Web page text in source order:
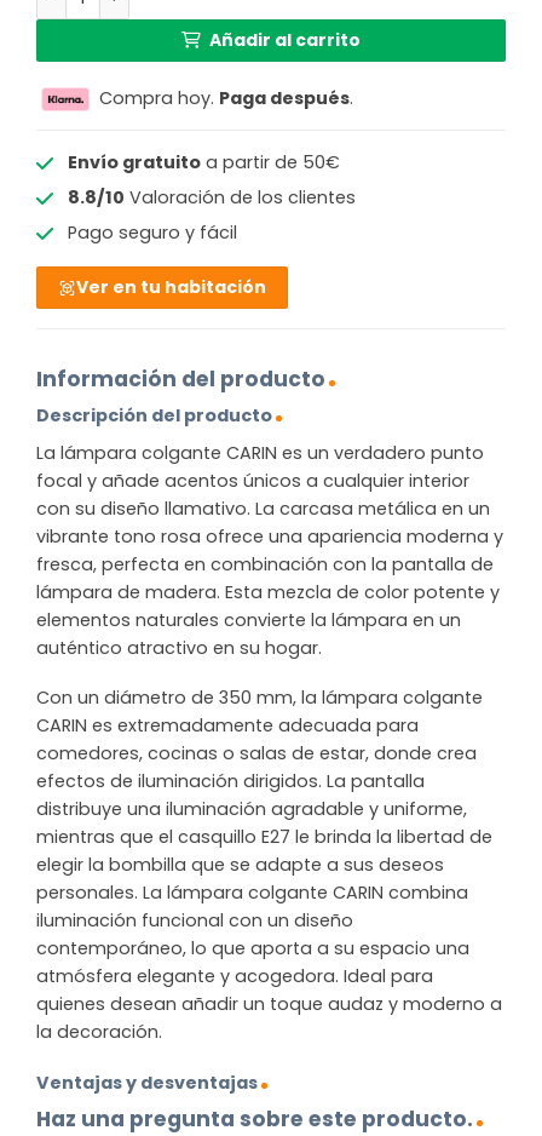
Añadir al carrito
Compra hoy. Paga después.
Envío gratuitoa partir de 50€
8.8/10 Valoración de los clientes
Pago seguro y fácil
Ver en tu habitación
Información del producto
Descripción del producto
La lámpara colgante CARIN es un verdadero punto
focal y añade acentos únicos a cualquier interior
con su diseño llamativo. La carcasa metálica en un
vibrante tono rosa ofrece una apariencia moderna y
fresca, perfecta en combinación con la pantalla de
lámpara de madera. Esta mezcla de color potente y
elementos naturales convierte la lámpara en un
auténtico atractivo en su hogar.
Con un diámetro de 350 mm, la lámpara colgante
CARIN es extremadamente adecuada para
comedores, cocinas o salas de estar, donde crea
efectos de iluminación dirigidos. La pantalla
distribuye una iluminación agradable y uniforme,
mientras que el casquillo E27 le brinda la libertad de
elegir la bombilla que se adapte a sus deseos
personales. La lámpara colgante CARIN combina
iluminación funcional con un diseño
contemporáneo, lo que aporta a su espacio una
atmósfera elegante y acogedora. Ideal para
quienes desean añadir un toque audaz y moderno a
la decoración.
Ventajas y desventajas
Haz una pregunta sobre este producto.